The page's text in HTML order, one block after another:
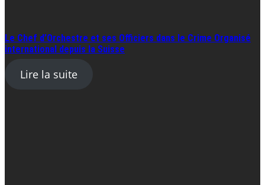
Le Chef d’Orchestre et ses Officiers dans le Crime Organisé
international depuis la Suisse
Lire la suite